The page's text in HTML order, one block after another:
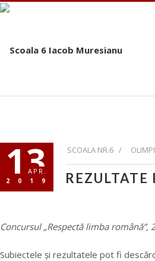
13
APR.
2019
SCOALA NR.6 /
REZULTATE
Concursul „Respectă limba română”,
Subiectele și rezultatele pot fi